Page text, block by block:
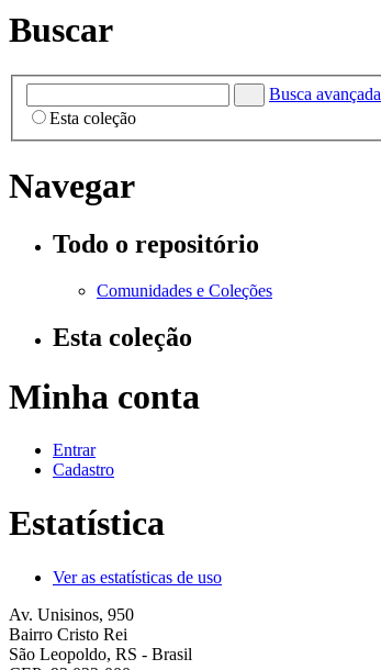
Buscar
Busca avançada
Esta coleção
Navegar
Todo o repositório
Comunidades e Coleções
Esta coleção
Minha conta
Entrar
Cadastro
Estatística
Ver as estatísticas de uso
Av. Unisinos, 950
Bairro Cristo Rei
São Leopoldo, RS - Brasil